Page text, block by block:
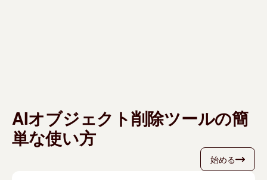
AIオブジェクト削除ツールの簡
単な使い方
始める